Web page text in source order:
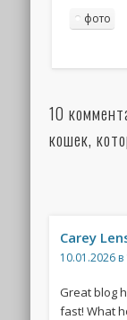
фото
10
кошек,
Carey
10.01.2026 в
Great blog
fast! What